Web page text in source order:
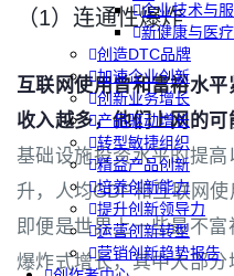
企业技术与
新健康与医疗
创造DTC品牌
加速企业创新
创新业务增长
产品驱动增长
转型敏捷组织
精益产品创新
培养创新能力
提升创新领导力
运营创新转型
营销创新趋势报告
（1）连通性爆炸
互联网使用曾和富裕水
收入越多，他们上网的可
基础设施投资水平的提
升，人均GDP和互联网使
即便是世界上一些最不
爆炸式增长，其中大部